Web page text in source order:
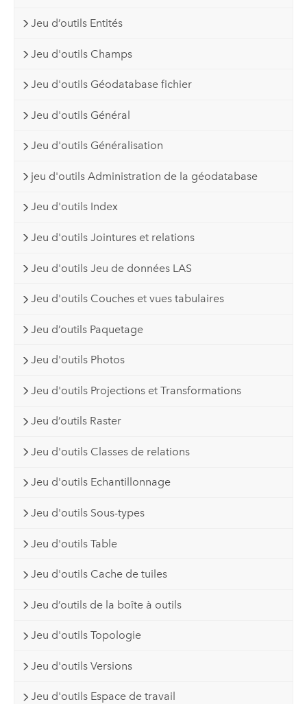
Jeu d’outils Entités
Jeu d'outils Champs
Jeu d'outils Géodatabase fichier
Jeu d'outils Général
Jeu d'outils Généralisation
jeu d'outils Administration de la géodatabase
Jeu d'outils Index
Jeu d'outils Jointures et relations
Jeu d'outils Jeu de données LAS
Jeu d'outils Couches et vues tabulaires
Jeu d’outils Paquetage
Jeu d'outils Photos
Jeu d'outils Projections et Transformations
Jeu d’outils Raster
Jeu d'outils Classes de relations
Jeu d'outils Echantillonnage
Jeu d'outils Sous-types
Jeu d'outils Table
Jeu d'outils Cache de tuiles
Jeu d’outils de la boîte à outils
Jeu d'outils Topologie
Jeu d'outils Versions
Jeu d'outils Espace de travail